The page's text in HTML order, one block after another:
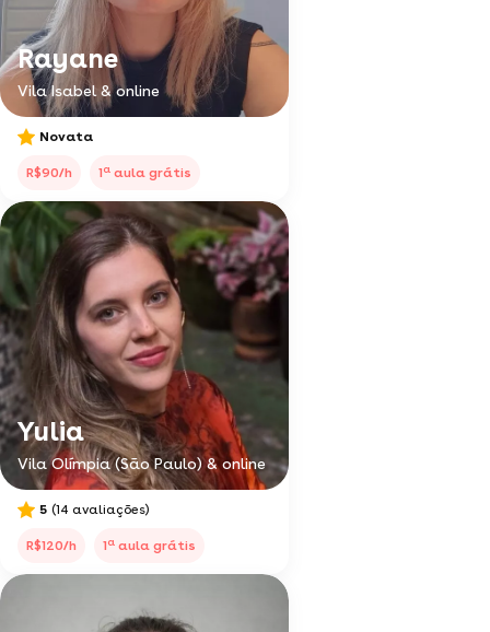
Rayane
Vila Isabel & online
Novata
R$90/h 1a aula grátis
Yulia
Vila Olímpia (São Paulo) & online
5 (14 avaliações)
R$120/h 1a aula grátis